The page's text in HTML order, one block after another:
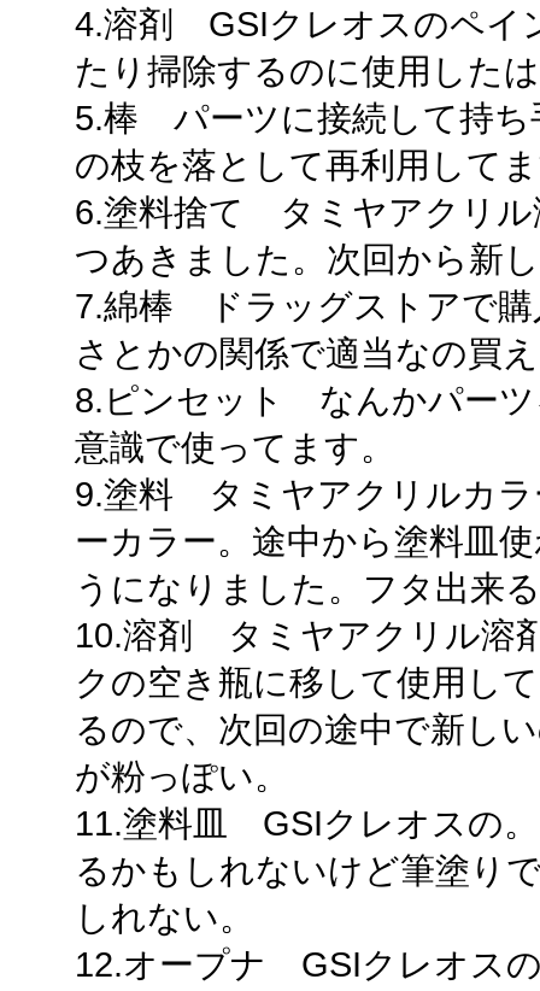
4.溶剤 GSIクレオスのペイ
たり掃除するのに使用した
5.棒 パーツに接続して持ち
の枝を落として再利用して
6.塗料捨て タミヤアクリル
つあきました。次回から新
7.綿棒 ドラッグストアで購
さとかの関係で適当なの買
8.ピンセット なんかパーツ
意識で使ってます。
9.塗料 タミヤアクリルカラ
ーカラー。途中から塗料皿
うになりました。フタ出来
10.溶剤 タミヤアクリル溶
クの空き瓶に移して使用し
るので、次回の途中で新し
が粉っぽい。
11.塗料皿 GSIクレオスの
るかもしれないけど筆塗り
しれない。
12.オープナ GSIクレオス